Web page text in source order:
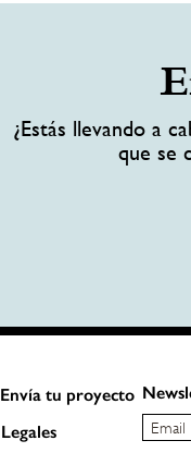
¿Estás llevando a
que se
Envía tu proyecto
Legales